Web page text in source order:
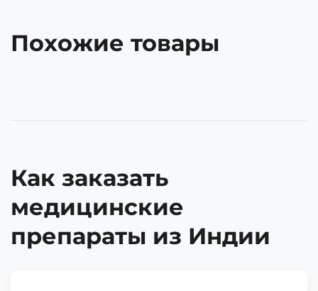
Похожие товары
Как заказать
медицинские
препараты из Индии